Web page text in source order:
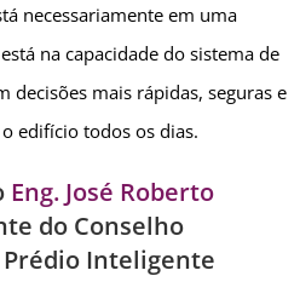
necessariamente em uma
na capacidade do sistema de
mais rápidas, seguras e
edifício todos os dias.
Eng. José Roberto
do Conselho
Inteligente